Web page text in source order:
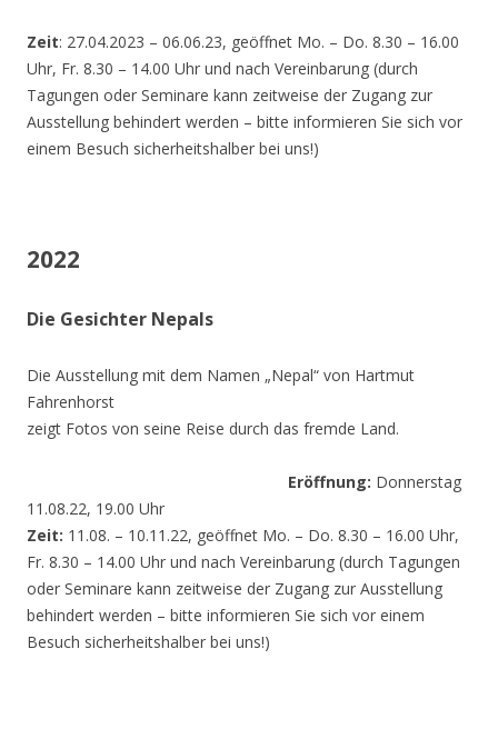
Zeit: 27.04.2023 – 06.06.23, geöffnet Mo. – Do. 8.30 – 16.00
Uhr, Fr. 8.30 – 14.00 Uhr und nach Vereinbarung (durch
Tagungen oder Seminare kann zeitweise der Zugang zur
Ausstellung behindert werden – bitte informieren Sie sich vor
einem Besuch sicherheitshalber bei uns!)
2022
Die Gesichter Nepals
Die Ausstellung mit dem Namen „Nepal“ von Hartmut
Fahrenhorst
zeigt Fotos von seine Reise durch das fremde Land.
Eröffnung: Donnerstag
11.08.22, 19.00 Uhr
Zeit: 11.08. – 10.11.22, geöffnet Mo. – Do. 8.30 – 16.00 Uhr,
Fr. 8.30 – 14.00 Uhr und nach Vereinbarung (durch Tagungen
oder Seminare kann zeitweise der Zugang zur Ausstellung
behindert werden – bitte informieren Sie sich vor einem
Besuch sicherheitshalber bei uns!)